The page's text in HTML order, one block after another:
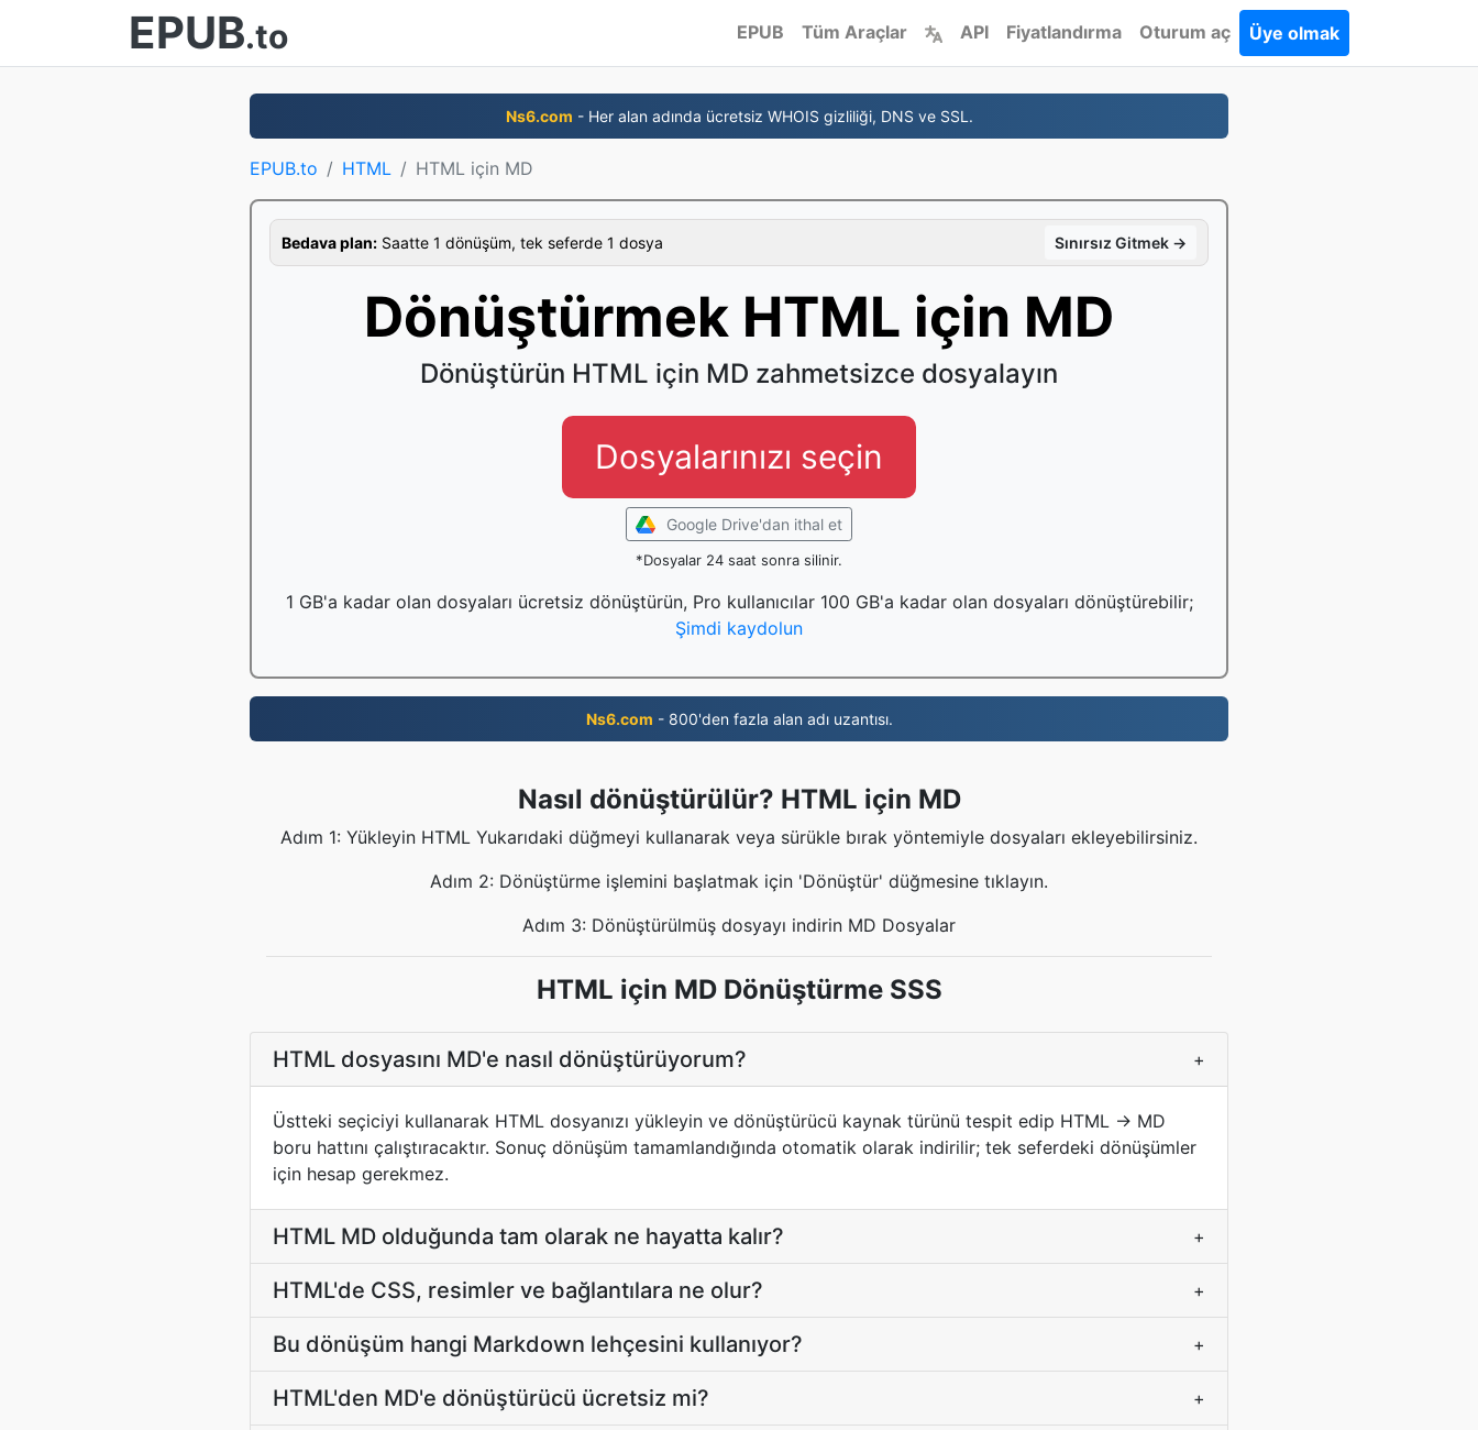
EPUB.to EPUB Tüm Araçlar API Fiyatlandırma Oturum aç Üye olmak
Ns6.com - Her alan adında ücretsiz WHOIS gizliliği, DNS ve SSL.
EPUB.to HTML HTML için MD
Bedava plan: Saatte 1 dönüşüm, tek seferde 1 dosya Sınırsız Gitmek →
Dönüştürmek HTML için MD
Dönüştürün HTML için MD zahmetsizce dosyalayın
Dosyalarınızı seçin
Google Drive'dan ithal et
*Dosyalar 24 saat sonra silinir.
1 GB'a kadar olan dosyaları ücretsiz dönüştürün, Pro kullanıcılar 100 GB'a kadar olan dosyaları dönüştürebilir;
Şimdi kaydolun
Ns6.com - 800'den fazla alan adı uzantısı.
Nasıl dönüştürülür? HTML için MD
Adım 1: Yükleyin HTML Yukarıdaki düğmeyi kullanarak veya sürükle bırak yöntemiyle dosyaları ekleyebilirsiniz.
Adım 2: Dönüştürme işlemini başlatmak için 'Dönüştür' düğmesine tıklayın.
Adım 3: Dönüştürülmüş dosyayı indirin MD Dosyalar
HTML için MD Dönüştürme SSS
HTML dosyasını MD'e nasıl dönüştürüyorum? +
Üstteki seçiciyi kullanarak HTML dosyanızı yükleyin ve dönüştürücü kaynak türünü tespit edip HTML → MD
boru hattını çalıştıracaktır. Sonuç dönüşüm tamamlandığında otomatik olarak indirilir; tek seferdeki dönüşümler
için hesap gerekmez.
HTML MD olduğunda tam olarak ne hayatta kalır? +
HTML'de CSS, resimler ve bağlantılara ne olur? +
Bu dönüşüm hangi Markdown lehçesini kullanıyor? +
HTML'den MD'e dönüştürücü ücretsiz mi? +